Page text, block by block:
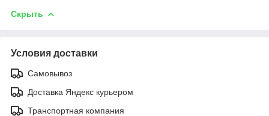
Скрыть
Условия доставки
Самовывоз
Доставка Яндекс курьером
Транспортная компания